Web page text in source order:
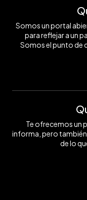
Somos un portal
para reflejar a un
Somos el punto de
Te ofrecemos un
informa, pero
de lo